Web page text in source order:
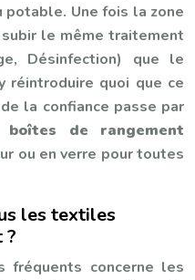
potable. Une fois la zone
le même traitement
Désinfection) que le
réintroduire quoi que ce
la confiance passe par
boîtes de rangement
ou en verre pour toutes
les textiles
?
fréquents concerne les